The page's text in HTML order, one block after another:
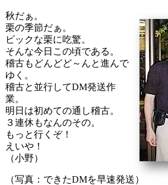
秋だぁ。
栗の季節だぁ。
ビックな栗に吃驚。
そんな今日この頃である。
稽古もどんどど～んと進んで
ゆく。
稽古と並行してDM発送作
業。
明日は初めての通し稽古。
３連休もなんのその。
もっと行くぞ！
えいや！
（小野）
（写真：できたDMを早速発送）